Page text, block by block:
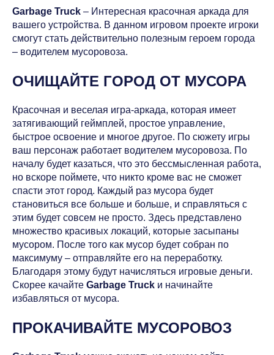
Garbage Truck – Интересная красочная аркада для
вашего устройства. В данном игровом проекте игроки
смогут стать действительно полезным героем города
– водителем мусоровоза.
ОЧИЩАЙТЕ ГОРОД ОТ МУСОРА
Красочная и веселая игра-аркада, которая имеет
затягивающий геймплей, простое управление,
быстрое освоение и многое другое. По сюжету игры
ваш персонаж работает водителем мусоровоза. По
началу будет казаться, что это бессмысленная работа,
но вскоре поймете, что никто кроме вас не сможет
спасти этот город. Каждый раз мусора будет
становиться все больше и больше, и справляться с
этим будет совсем не просто. Здесь представлено
множество красивых локаций, которые засыпаны
мусором. После того как мусор будет собран по
максимуму – отправляйте его на переработку.
Благодаря этому будут начисляться игровые деньги.
Скорее качайте Garbage Truck и начинайте
избавляться от мусора.
ПРОКАЧИВАЙТЕ МУСОРОВОЗ